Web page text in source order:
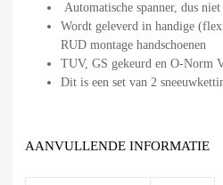
Automatische spanner, dus
Wordt geleverd in handige
RUD montage handschoenen
TUV, GS gekeurd en O-Norm
Dit is een set van 2
AANVULLENDE INFORMATIE